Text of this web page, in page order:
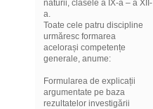
naturii, clasele a IX-a – a XII-
a.
Toate cele patru discipline
urmăresc formarea
acelorași competențe
generale, anume:
Formularea de explicații
argumentate pe baza
rezultatelor investigării